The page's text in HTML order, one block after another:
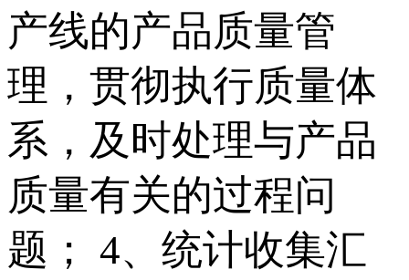
产线的产品质量管
理，贯彻执行质量体
系，及时处理与产品
质量有关的过程问
题； 4、统计收集汇